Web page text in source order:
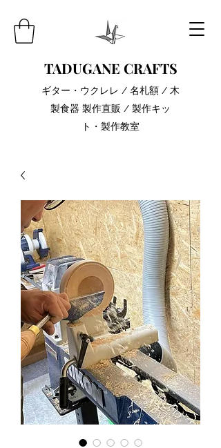
TADUGANE CRAFTS
​ギター・ウクレレ / 名札額 / 木
製食器 製作直販 / 製作キッ
ト・製作教室